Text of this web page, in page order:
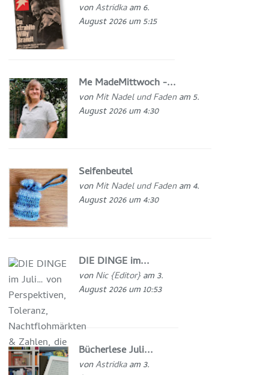
vonAstridkaam 6.
August 2026 um 5:15
Me MadeMittwoch -...
vonMit Nadel und Fadenam 5.
August 2026 um 4:30
Seifenbeutel
vonMit Nadel und Fadenam 4.
August 2026 um 4:30
DIE DINGE im...
vonNic {Editor} am 3.
August 2026 um 10:53
Bücherlese Juli...
vonAstridkaam 3.